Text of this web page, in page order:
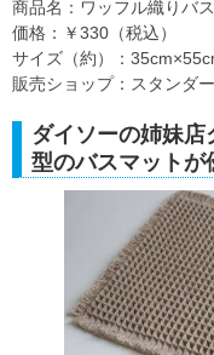
商品名：ワッフル織りバ
価格：￥330（税込）
サイズ（約）：
販売ショップ：スタンダ
ダイソーの姉妹
型のバスマットが